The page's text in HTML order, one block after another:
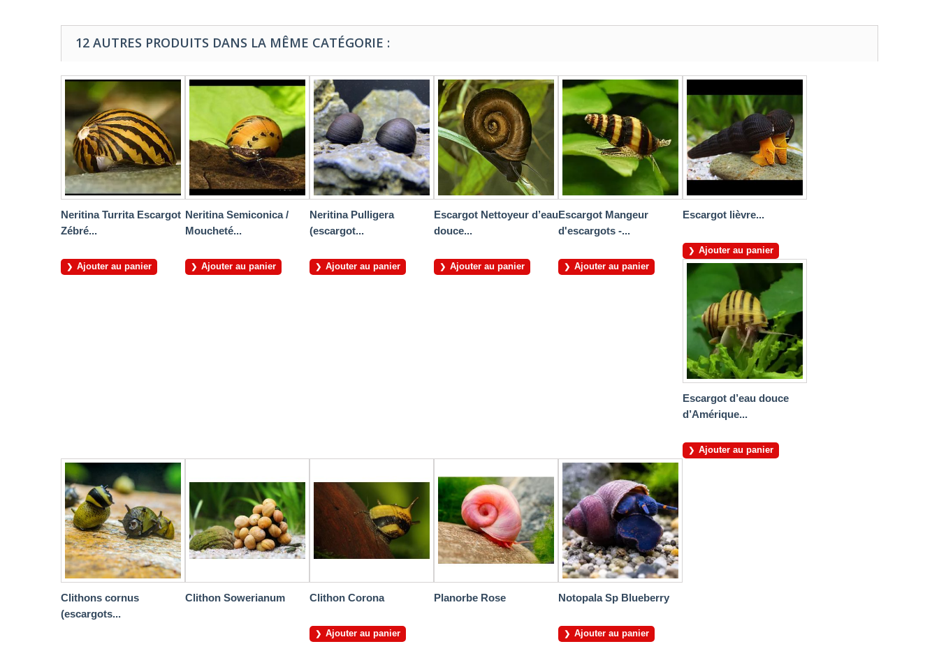
12 AUTRES PRODUITS DANS LA MÊME CATÉGORIE :
Neritina Turrita Escargot
Zébré...
Ajouter au panier
Neritina Semiconica /
Moucheté...
Ajouter au panier
Neritina Pulligera
(escargot...
Ajouter au panier
Escargot Nettoyeur d’eau
douce...
Ajouter au panier
Escargot Mangeur
d'escargots -...
Ajouter au panier
Escargot lièvre...
Ajouter au panier
Escargot d’eau douce
d’Amérique...
Ajouter au panier
Clithons cornus
(escargots...
Clithon Sowerianum Clithon Corona
Ajouter au panier
Planorbe Rose Notopala Sp Blueberry
Ajouter au panier